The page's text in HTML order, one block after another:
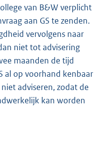
van B&W verplicht
aan GS te zenden.
vervolgens naar
niet tot advisering
maanden de tijd
al op voorhand kenbaar
adviseren, zodat de
kan worden